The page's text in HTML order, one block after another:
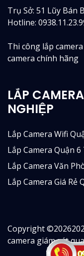
Trụ Sở: 51 Lũy Bán
Hotline:
Thi công lắp
camera chính hãng
LẮP
NGHIỆP
Lắp Camera Wifi
Lắp Camera Quận
Lắp Camera Văn
Lắp Camera Giá Rẻ
Copyright ©
camera giám sát